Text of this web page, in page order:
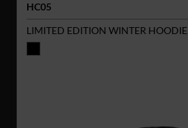
HC05
LIMITED EDITION WINTER HOODIE